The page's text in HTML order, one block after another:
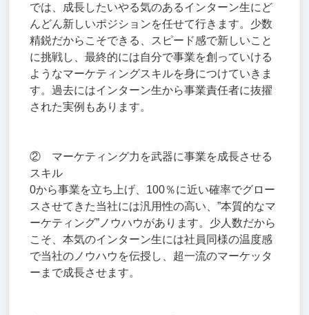
では、成長したいやる気のあるインターン生にど
んどん新しいポジションを任せて行きます。少数
精鋭だからこそできる、スピード感で新しいこと
に挑戦し、最終的には自分で事業を創っていける
ようなマーケティングスキルを身につけていきま
す。過去にはインターン生から事業責任者に抜擢
された実例もあります。
② マーケティング力を武器に事業を成長させる
スキル
0から事業を立ち上げ、100％に近い確率でグロー
スさせてきた当社には汎用性の高い、”本質的なマ
ーケティング”ノウハウがあります。少人数だから
こそ、本気のインターン生には社員同様の温度感
で当社のノウハウを伝授し、超一流のマーケッタ
ーまで成長させます。